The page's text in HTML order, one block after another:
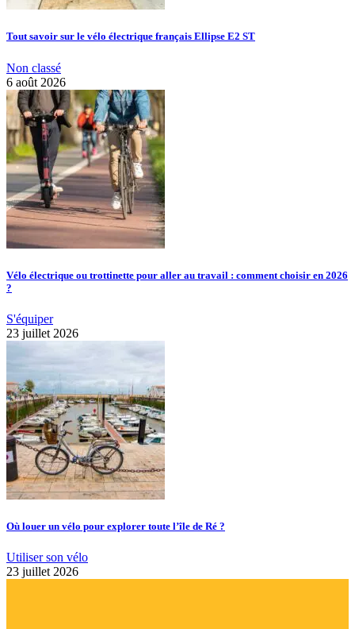
Tout savoir sur le vélo électrique français Ellipse E2 ST
Non classé
6 août 2026
Vélo électrique ou trottinette pour aller au travail : comment choisir en 2026
?
S'équiper
23 juillet 2026
Où louer un vélo pour explorer toute l’île de Ré ?
Utiliser son vélo
23 juillet 2026